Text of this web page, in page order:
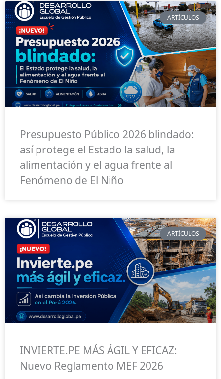
ARTÍCULOS
Presupuesto Público 2026 blindado:
así protege el Estado la salud, la
alimentación y el agua frente al
Fenómeno de El Niño
ARTÍCULOS
INVIERTE.PE MÁS ÁGIL Y EFICAZ:
Nuevo Reglamento MEF 2026